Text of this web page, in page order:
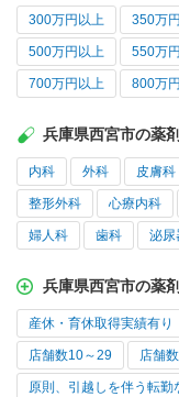
300万円以上 350万
500万円以上 550万
700万円以上 800万
兵庫県西宮市の薬
内科 外科 皮膚科
整形外科 心療内科
婦人科 歯科 泌尿
兵庫県西宮市の薬
産休・育休取得実績有り
店舗数10～29 店舗
原則、引越しを伴う転勤